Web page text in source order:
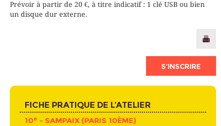
Prévoir à partir de 20 €, à titre indicatif : 1 clé USB ou bien
un disque dur externe.
S’INSCRIRE
FICHE PRATIQUE DE L’ATELIER
10e - SAMPAIX (PARIS 10ÈME)